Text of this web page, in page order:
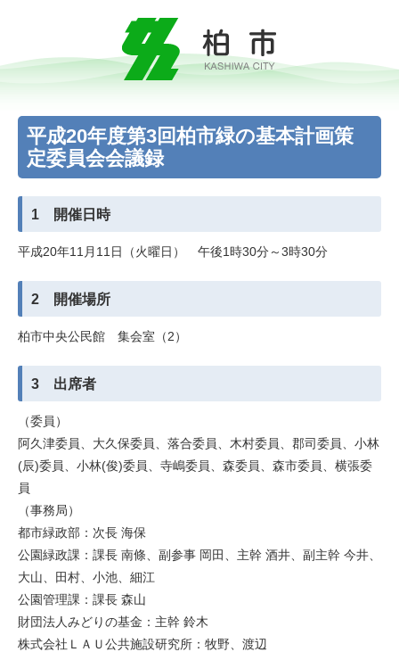
平成20年度第3回柏市緑の基本計画策
定委員会会議録
1 開催日時
平成20年11月11日（火曜日） 午後1時30分～3時30分
2 開催場所
柏市中央公民館 集会室（2）
3 出席者
（委員）
阿久津委員、大久保委員、落合委員、木村委員、郡司委員、小林
(辰)委員、小林(俊)委員、寺嶋委員、森委員、森市委員、横張委
員
（事務局）
都市緑政部：次長 海保
公園緑政課：課長 南條、副参事 岡田、主幹 酒井、副主幹 今井、
大山、田村、小池、細江
公園管理課：課長 森山
財団法人みどりの基金：主幹 鈴木
株式会社ＬＡＵ公共施設研究所：牧野、渡辺